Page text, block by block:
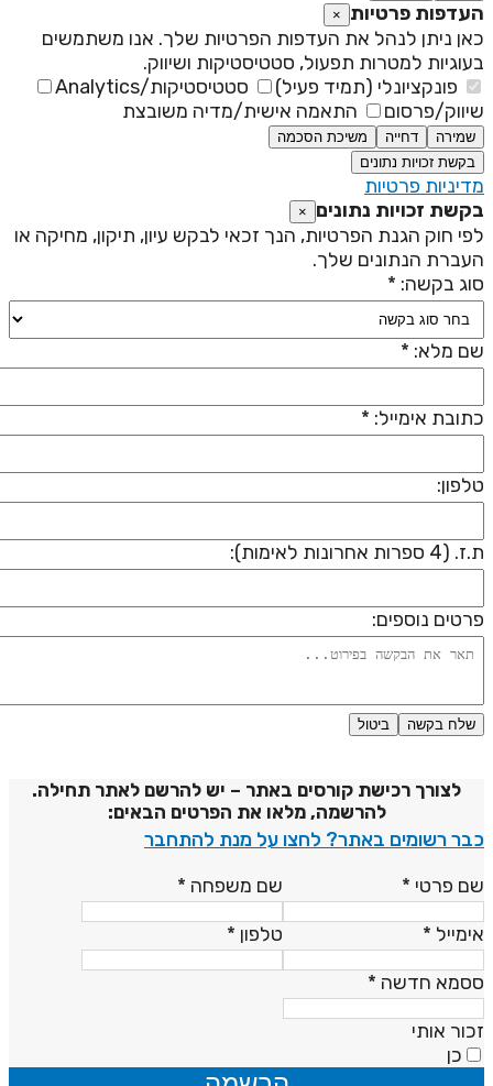
פרטיות ×
ניתן לנהל את העדפות הפרטיות שלך. אנו משתמשים
למטרות תפעול, סטטיסטיקות ושיווק.
פונקציונלי (תמיד פעיל)
סטטיסטיקות/Analytics
פרסום
התאמה אישית/מדיה משובצת
שמירה דחייה
משיכת הסכמה
בקשת זכויות נתונים
פרטיות
זכויות נתונים ×
חוק הגנת הפרטיות, הנך זכאי לבקש עיון, תיקון, מחיקה או
הנתונים שלך.
בקשה: *
מלא: *
אימייל: *
ספרות אחרונות לאימות):
נוספים:
שלח בקשה ביטול
לצורך רכישת קורסים באתר – יש להרשם לאתר תחילה.
להרשמה, מלאו את הפרטים הבאים:
רשומים באתר? לחצו על מנת להתחבר
פרטי* שם משפחה*
* טלפון*
חדשה*
אותי
כן